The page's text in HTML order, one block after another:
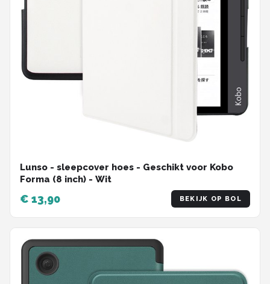
Lunso - sleepcover hoes - Geschikt voor Kobo
Forma (8 inch) - Wit
€ 13,90 BEKIJK OP BOL